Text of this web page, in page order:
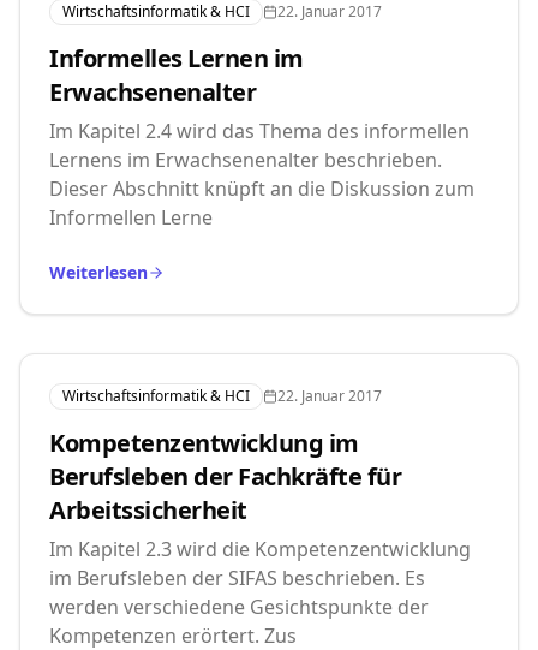
Wirtschaftsinformatik & HCI 22. Januar 2017
Informelles Lernen im
Erwachsenenalter
Im Kapitel 2.4 wird das Thema des informellen
Lernens im Erwachsenenalter beschrieben.
Dieser Abschnitt knüpft an die Diskussion zum
Informellen Lerne
Weiterlesen
Wirtschaftsinformatik & HCI 22. Januar 2017
Kompetenzentwicklung im
Berufsleben der Fachkräfte für
Arbeitssicherheit
Im Kapitel 2.3 wird die Kompetenzentwicklung
im Berufsleben der SIFAS beschrieben. Es
werden verschiedene Gesichtspunkte der
Kompetenzen erörtert. Zus